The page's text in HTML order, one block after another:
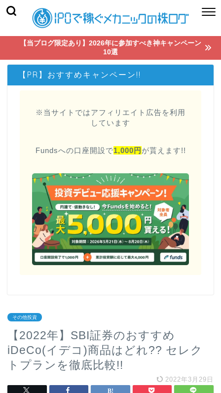
【当ブログ限定あり】2026年に参加すべき神キャンペーン
10選
【PR】おすすめキャンペーン!!
※当サイトではアフィリエイト広告を利用
しています
Fundsへの口座開設で1,000円 が貰えます!!
その他投資
【2022年】SBI証券のおすすめ
iDeCo(イデコ)商品はどれ?? セレク
トプランを徹底比較!!
2022年3月29日